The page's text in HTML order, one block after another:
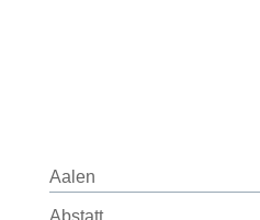
Aalen
Abstatt